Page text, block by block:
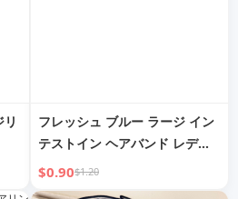
フレッシュ ブルー ラージ イン
テストイン ヘアバンド レディ
ース 2025年新作 ファンシー ヘ
ッドバンド ヤングアダルト ヘ
$0.90$1.20